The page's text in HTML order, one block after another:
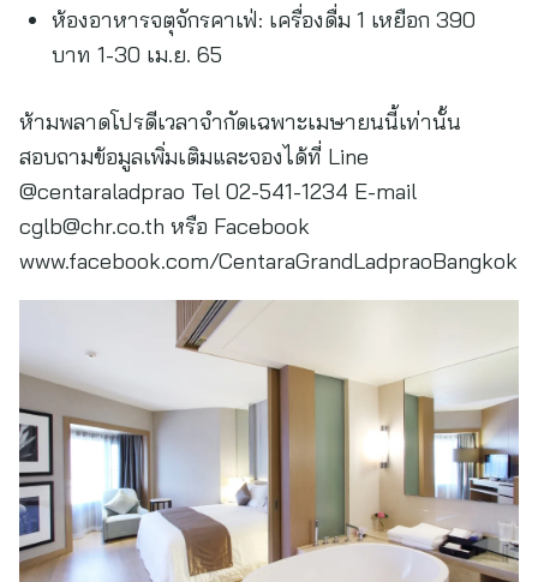
ห้องอาหารจตุจักรคาเฟ่: เครื่องดื่ม 1 เหยือก 390
บาท 1-30 เม.ย. 65
ห้ามพลาดโปรดีเวลาจำกัดเฉพาะเมษายนนี้เท่านั้น
สอบถามข้อมูลเพิ่มเติมและจองได้ที่ Line
@centaraladprao Tel 02-541-1234 E-mail
cglb@chr.co.th หรือ Facebook
www.facebook.com/CentaraGrandLadpraoBangkok